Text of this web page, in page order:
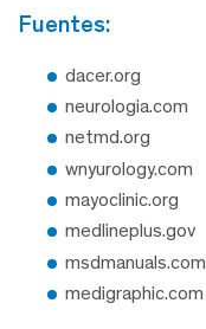
fuentes:
dacer.org
neurologia.com
netmd.org
wnyurology.com
mayoclinic.org
medlineplus.gov
msdmanuals.com
medigraphic.com